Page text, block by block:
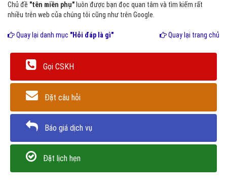
Chủ đề "tên miền phụ" luôn được bạn đọc quan tâm và tìm kiếm rất
nhiều trên web của chúng tôi cũng như trên Google.
Quay lại danh mục "Hỏi đáp là gì" Quay lại trang chủ
Gọi CSKH
Đặt câu hỏi
Báo giá dịch vụ
Đặt lịch hẹn